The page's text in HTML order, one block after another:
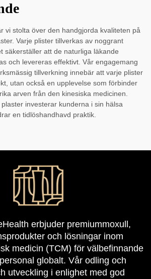
vi stolta över den handgjorda kvaliteten på
Varje plister tillverkas av noggrant
säkerställer att de naturliga läkande
och levereras effektivt. Vår engagemang
tillverkning innebär att varje plister
utan också en upplevelse som förbinder
arven från den kinesiska medicinen.
investerar kunderna i sin hälsa
en tidlöshandhavd praktik.
erbjuder premiummoxull,
och lösningar inom
medicin (TCM) för välbefinnande
globalt. Vår odling och
utveckling i enlighet med god